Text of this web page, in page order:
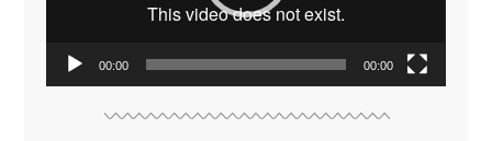
00:00 00:00